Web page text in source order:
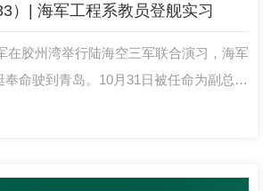
）| 海军工程系教员登舰实习
在胶州湾举行陆海空三军联合演习，海军
奉命驶到青岛。10月31日被任命为副总参
参谋长粟裕商议，“哈军工”海军工程系